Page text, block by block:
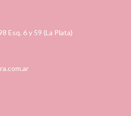
Esq. 6 y 59 (La Plata)